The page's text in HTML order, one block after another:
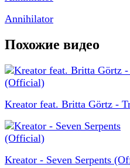
Annihilator
Похожие видео
Kreator feat. Britta Görtz -
Kreator - Seven Serpents